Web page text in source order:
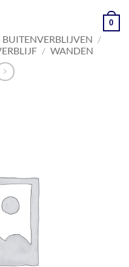
0
BUITENVERBLIJVEN /
/ WANDEN